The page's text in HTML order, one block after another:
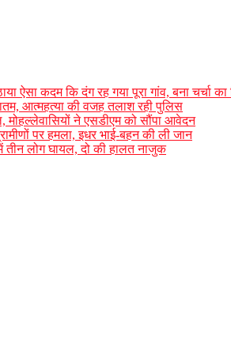
ऐसा कदम कि दंग रह गया पूरा गांव, बना चर्चा का
आत्महत्या की वजह तलाश रही पुलिस
मोहल्लेवासियों ने एसडीएम को सौंपा आवेदन
पर हमला, इधर भाई-बहन की ली जान
तीन लोग घायल, दो की हालत नाजुक